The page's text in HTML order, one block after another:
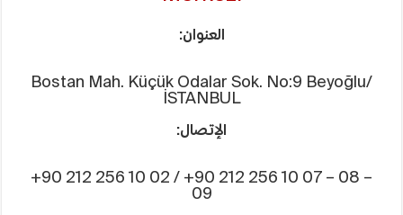
العنوان:
Bostan Mah. Küçük Odalar Sok. No:9 Beyoğlu/
İSTANBUL
الإتصال:
+90 212 256 10 02 / +90 212 256 10 07 – 08 –
09